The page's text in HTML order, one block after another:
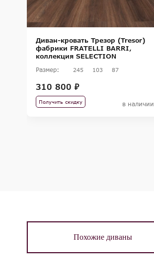
Диван-кровать Трезор (Tresor)
фабрики FRATELLI BARRI,
коллекция SELECTION
Размер: 245 103 87
310 800 ₽
Получить скидку в наличии
Похожие диваны